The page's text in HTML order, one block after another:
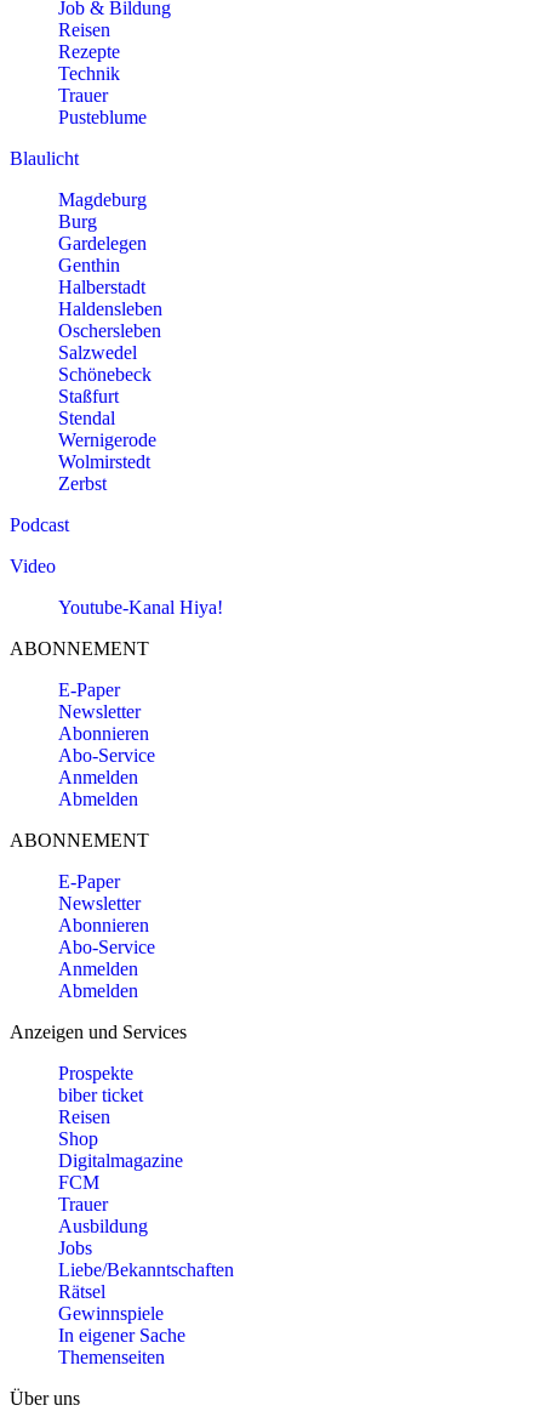
Job & Bildung
Reisen
Rezepte
Technik
Trauer
Pusteblume
Blaulicht
Magdeburg
Burg
Gardelegen
Genthin
Halberstadt
Haldensleben
Oschersleben
Salzwedel
Schönebeck
Staßfurt
Stendal
Wernigerode
Wolmirstedt
Zerbst
Podcast
Video
Youtube-Kanal Hiya!
ABONNEMENT
E-Paper
Newsletter
Abonnieren
Abo-Service
Anmelden
Abmelden
ABONNEMENT
E-Paper
Newsletter
Abonnieren
Abo-Service
Anmelden
Abmelden
Anzeigen und Services
Prospekte
biber ticket
Reisen
Shop
Digitalmagazine
FCM
Trauer
Ausbildung
Jobs
Liebe/Bekanntschaften
Rätsel
Gewinnspiele
In eigener Sache
Themenseiten
Über uns